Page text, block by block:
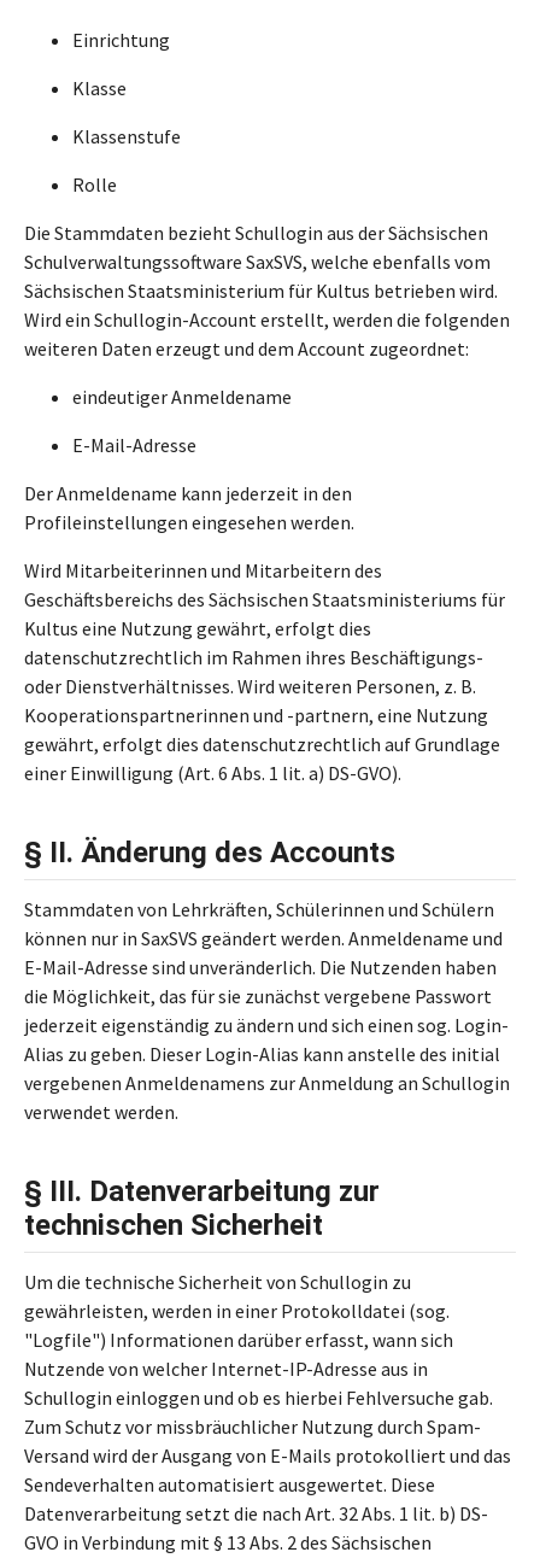
Einrichtung
Klasse
Klassenstufe
Rolle
Die Stammdaten bezieht Schullogin aus der Sächsischen
Schulverwaltungssoftware SaxSVS, welche ebenfalls vom
Sächsischen Staatsministerium für Kultus betrieben wird.
Wird ein Schullogin-Account erstellt, werden die folgenden
weiteren Daten erzeugt und dem Account zugeordnet:
eindeutiger Anmeldename
E-Mail-Adresse
Der Anmeldename kann jederzeit in den
Profileinstellungen eingesehen werden.
Wird Mitarbeiterinnen und Mitarbeitern des
Geschäftsbereichs des Sächsischen Staatsministeriums für
Kultus eine Nutzung gewährt, erfolgt dies
datenschutzrechtlich im Rahmen ihres Beschäftigungs-
oder Dienstverhältnisses. Wird weiteren Personen, z. B.
Kooperationspartnerinnen und -partnern, eine Nutzung
gewährt, erfolgt dies datenschutzrechtlich auf Grundlage
einer Einwilligung (Art. 6 Abs. 1 lit. a) DS-GVO).
§ II. Änderung des Accounts
Stammdaten von Lehrkräften, Schülerinnen und Schülern
können nur in SaxSVS geändert werden. Anmeldename und
E-Mail-Adresse sind unveränderlich. Die Nutzenden haben
die Möglichkeit, das für sie zunächst vergebene Passwort
jederzeit eigenständig zu ändern und sich einen sog. Login-
Alias zu geben. Dieser Login-Alias kann anstelle des initial
vergebenen Anmeldenamens zur Anmeldung an Schullogin
verwendet werden.
§ III. Datenverarbeitung zur
technischen Sicherheit
Um die technische Sicherheit von Schullogin zu
gewährleisten, werden in einer Protokolldatei (sog.
"Logfile") Informationen darüber erfasst, wann sich
Nutzende von welcher Internet-IP-Adresse aus in
Schullogin einloggen und ob es hierbei Fehlversuche gab.
Zum Schutz vor missbräuchlicher Nutzung durch Spam-
Versand wird der Ausgang von E-Mails protokolliert und das
Sendeverhalten automatisiert ausgewertet. Diese
Datenverarbeitung setzt die nach Art. 32 Abs. 1 lit. b) DS-
GVO in Verbindung mit § 13 Abs. 2 des Sächsischen